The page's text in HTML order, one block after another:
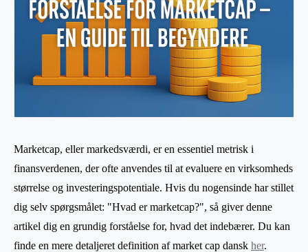
Marketcap, eller markedsværdi, er en essentiel metrisk i
finansverdenen, der ofte anvendes til at evaluere en virksomheds
størrelse og investeringspotentiale. Hvis du nogensinde har stillet
dig selv spørgsmålet: "Hvad er marketcap?", så giver denne
artikel dig en grundig forståelse for, hvad det indebærer. Du kan
finde en mere detaljeret definition af market cap dansk her.